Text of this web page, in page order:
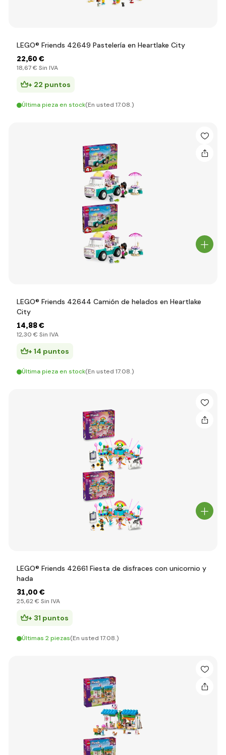
LEGO® Friends 42649 Pastelería en Heartlake City
22,60 €
18,67 € Sin IVA
+ 22 puntos
Última pieza en stock(En usted 17.08.)
LEGO® Friends 42644 Camión de helados en Heartlake
City
14,88 €
12,30 € Sin IVA
+ 14 puntos
Última pieza en stock(En usted 17.08.)
LEGO® Friends 42661 Fiesta de disfraces con unicornio y
hada
31,00 €
25,62 € Sin IVA
+ 31 puntos
Últimas 2 piezas(En usted 17.08.)